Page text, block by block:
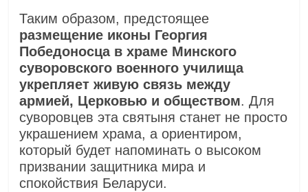
Таким образом, предстоящее
размещение иконы Георгия
Победоносца в храме Минского
суворовского военного училища
укрепляет живую связь между
армией, Церковью и обществом. Для
суворовцев эта святыня станет не просто
украшением храма, а ориентиром,
который будет напоминать о высоком
призвании защитника мира и
спокойствия Беларуси.